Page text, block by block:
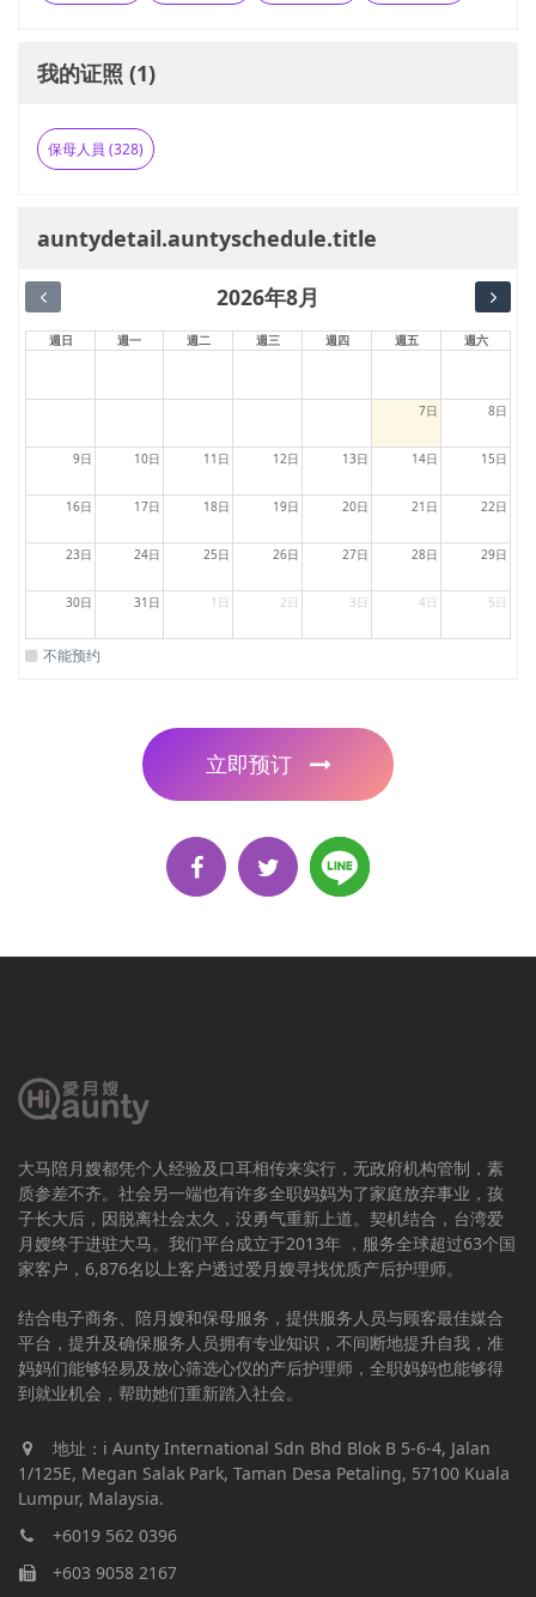
我的证照 (1)
保母人員 (328)
auntydetail.auntyschedule.title
2026年8月
週日 週一 週二 週三 週四 週五 週六
7日 8日
9日 10日 11日 12日 13日 14日 15日
16日 17日 18日 19日 20日 21日 22日
23日 24日 25日 26日 27日 28日 29日
30日 31日 1日 2日 3日 4日 5日
不能预约
立即预订
大马陪月嫂都凭个人经验及口耳相传来实行，无政府机构管制，素
质参差不齐。社会另一端也有许多全职妈妈为了家庭放弃事业，孩
子长大后，因脱离社会太久，没勇气重新上道。契机结合，台湾爱
月嫂终于进驻大马。我们平台成立于2013年 ，服务全球超过63个国
家客户，6,876名以上客户透过爱月嫂寻找优质产后护理师。
结合电子商务、陪月嫂和保母服务，提供服务人员与顾客最佳媒合
平台，提升及确保服务人员拥有专业知识，不间断地提升自我，准
妈妈们能够轻易及放心筛选心仪的产后护理师，全职妈妈也能够得
到就业机会，帮助她们重新踏入社会。
地址：i Aunty International Sdn Bhd Blok B 5-6-4, Jalan
1/125E, Megan Salak Park, Taman Desa Petaling, 57100 Kuala
Lumpur, Malaysia.
+6019 562 0396
+603 9058 2167